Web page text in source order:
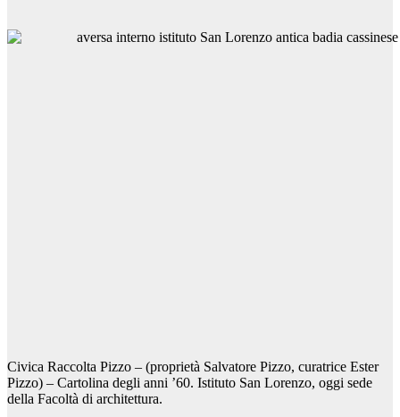
Civica Raccolta Pizzo – (proprietà Salvatore Pizzo, curatrice Ester
Pizzo) – Cartolina degli anni ’60. Istituto San Lorenzo, oggi sede
della Facoltà di architettura.